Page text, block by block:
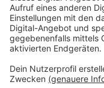
Texten
Die Zuschauer in
wie gewöhnlich,
Lichthupe, wenn
Genauso läuft es
im Autokino